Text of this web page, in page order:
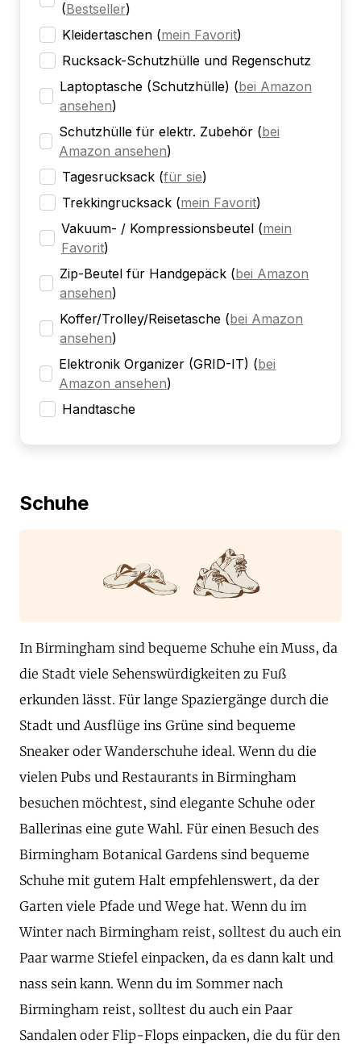
(Bestseller)
Kleidertaschen (mein Favorit)
Rucksack-Schutzhülle und Regenschutz
Laptoptasche (Schutzhülle) (bei Amazon
ansehen)
Schutzhülle für elektr. Zubehör (bei
Amazon ansehen)
Tagesrucksack (für sie)
Trekkingrucksack (mein Favorit)
Vakuum- / Kompressionsbeutel (mein
Favorit)
Zip-Beutel für Handgepäck (bei Amazon
ansehen)
Koffer/Trolley/Reisetasche (bei Amazon
ansehen)
Elektronik Organizer (GRID-IT) (bei
Amazon ansehen)
Handtasche
Schuhe
In Birmingham sind bequeme Schuhe ein Muss, da
die Stadt viele Sehenswürdigkeiten zu Fuß
erkunden lässt. Für lange Spaziergänge durch die
Stadt und Ausflüge ins Grüne sind bequeme
Sneaker oder Wanderschuhe ideal. Wenn du die
vielen Pubs und Restaurants in Birmingham
besuchen möchtest, sind elegante Schuhe oder
Ballerinas eine gute Wahl. Für einen Besuch des
Birmingham Botanical Gardens sind bequeme
Schuhe mit gutem Halt empfehlenswert, da der
Garten viele Pfade und Wege hat. Wenn du im
Winter nach Birmingham reist, solltest du auch ein
Paar warme Stiefel einpacken, da es dann kalt und
nass sein kann. Wenn du im Sommer nach
Birmingham reist, solltest du auch ein Paar
Sandalen oder Flip-Flops einpacken, die du für den